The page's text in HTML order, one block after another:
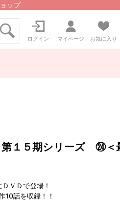
ップ
ログイン マイページ お気に入り
１５期シリーズ ㉔＜
ＶＤで登場！
10話を収録！！